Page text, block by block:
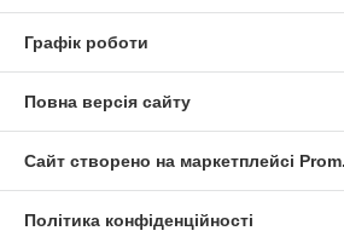
Графік роботи
Повна версія сайту
Сайт створено на маркетплейсі
Політика конфіденційності